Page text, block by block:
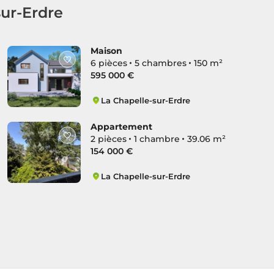
Erdre
Maison
6 pièces
5 chambres
150 m²
595 000 €
La Chapelle-sur-Erdre
Appartement
2 pièces
1 chambre
39.06 m²
154 000 €
La Chapelle-sur-Erdre